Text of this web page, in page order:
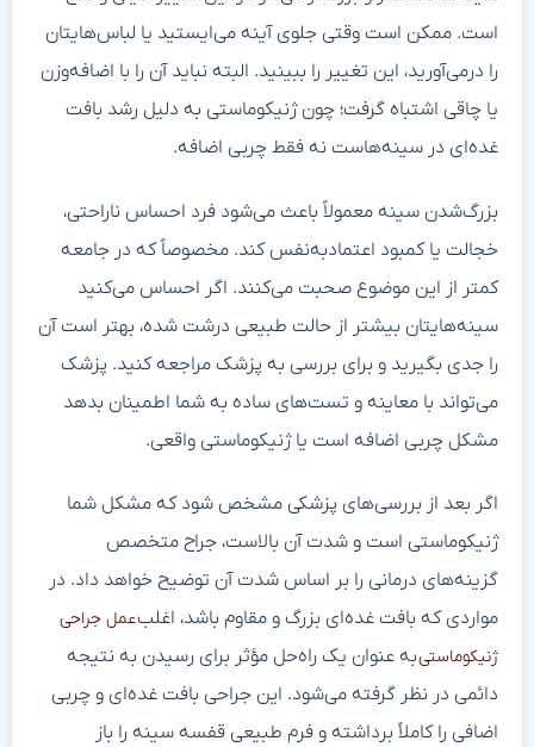
است. ممکن است وقتی جلوی آینه می‌ایستید یا لباس‌هایتان
را درمی‌آورید، این تغییر را ببینید. البته نباید آن را با اضافه‌وزن
یا چاقی اشتباه گرفت؛ چون ژنیکوماستی به دلیل رشد بافت
غده‌ای در سینه‌هاست نه فقط چربی اضافه.
بزرگ‌شدن سینه معمولاً باعث می‌شود فرد احساس ناراحتی،
خجالت یا کمبود اعتمادبه‌نفس کند. مخصوصاً که در جامعه
کمتر از این موضوع صحبت می‌کنند. اگر احساس می‌کنید
سینه‌هایتان بیشتر از حالت طبیعی درشت شده، بهتر است آن
را جدی بگیرید و برای بررسی به پزشک مراجعه کنید. پزشک
می‌تواند با معاینه و تست‌های ساده به شما اطمینان بدهد
مشکل چربی اضافه است یا ژنیکوماستی واقعی.
اگر بعد از بررسی‌های پزشکی مشخص شود که مشکل شما
ژنیکوماستی است و شدت آن بالاست، جراح متخصص
گزینه‌های درمانی را بر اساس شدت آن توضیح خواهد داد. در
مواردی که بافت غده‌ای بزرگ و مقاوم باشد، اغلبعمل جراحی
ژنیکوماستیبه عنوان یک راه‌حل مؤثر برای رسیدن به نتیجه
دائمی در نظر گرفته می‌شود. این جراحی بافت غده‌ای و چربی
اضافی را کاملاً برداشته و فرم طبیعی قفسه سینه را باز